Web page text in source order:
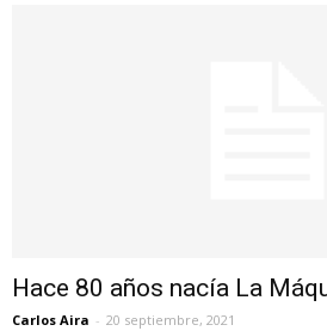
Hace 80 años nacía La
Carlos Aira - 20 septiembre, 2021